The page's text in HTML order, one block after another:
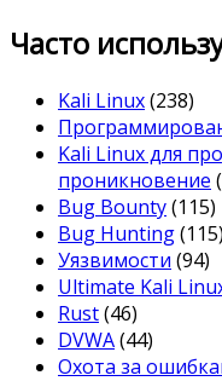
Часто
Kali Linux(238)
Kali Linux для
проникновение
Bug Bounty(115)
Bug Hunting(115)
Уязвимости (94)
Ultimate Kali
Rust(46)
DVWA(44)
Охота за